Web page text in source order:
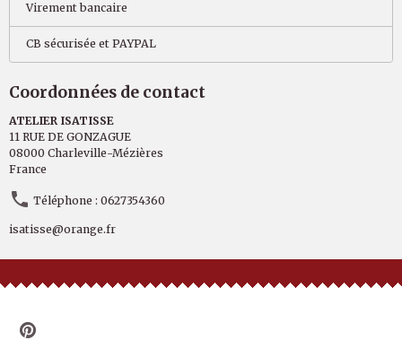
Virement bancaire
CB sécurisée et PAYPAL
Coordonnées de contact
ATELIER ISATISSE
11 RUE DE GONZAGUE
08000 Charleville-Mézières
France
Téléphone : 0627354360
isatisse@orange.fr